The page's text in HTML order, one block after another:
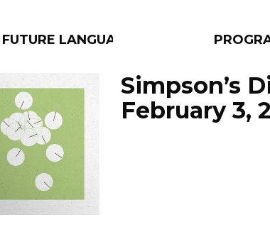
LANGUAGE
FILTER BY:
PROGRAMS
Simpson’s
February 3,